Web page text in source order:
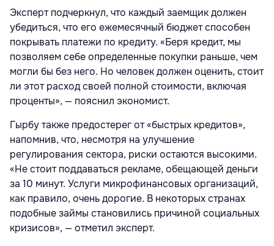
Эксперт подчеркнул, что каждый заемщик должен
убедиться, что его ежемесячный бюджет способен
покрывать платежи по кредиту. «Беря кредит, мы
позволяем себе определенные покупки раньше, чем
могли бы без него. Но человек должен оценить, стоит
ли этот расход своей полной стоимости, включая
проценты», — пояснил экономист.
Гырбу также предостерег от «быстрых кредитов»,
напомнив, что, несмотря на улучшение
регулирования сектора, риски остаются высокими.
«Не стоит поддаваться рекламе, обещающей деньги
за 10 минут. Услуги микрофинансовых организаций,
как правило, очень дорогие. В некоторых странах
подобные займы становились причиной социальных
кризисов», — отметил эксперт.